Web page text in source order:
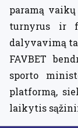
paramą
turnyrus ir
dalyvavimą
FAVBET
sporto
platformą,
laikytis